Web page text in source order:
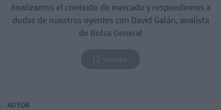
Analizamos el contexto de mercado y respondemos a
dudas de nuestros oyentes con David Galán, analista
de Bolsa General
AUTOR